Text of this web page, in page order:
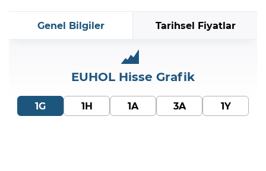
Genel Bilgiler Tarihsel Fiyatlar
EUHOL Hisse Grafik
1G 1H 1A 3A 1Y